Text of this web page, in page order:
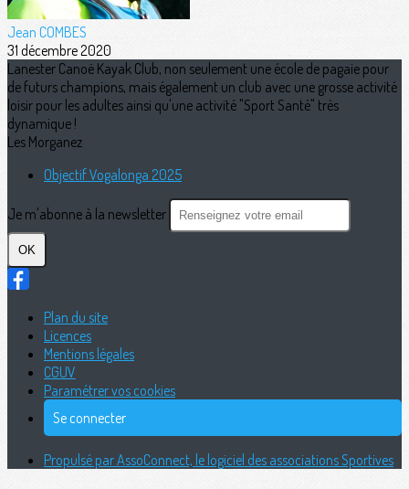
Jean COMBES
31 décembre 2020
Lanester Canoë Kayak Club, non seulement une école de pagaie pour
de futurs champions, mais également un club avec une grosse activité
loisir pour les adultes ainsi qu'une activité "Sport Santé" très
dynamique !
Les Morganez
Objectif Vogalonga 2025
Je m'abonne à la newsletter
OK
Plan du site
Licences
Mentions légales
CGUV
Paramétrer vos cookies
Se connecter
Propulsé par AssoConnect, le logiciel des associations Sportives